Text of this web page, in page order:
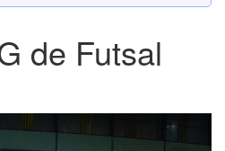
de Futsal